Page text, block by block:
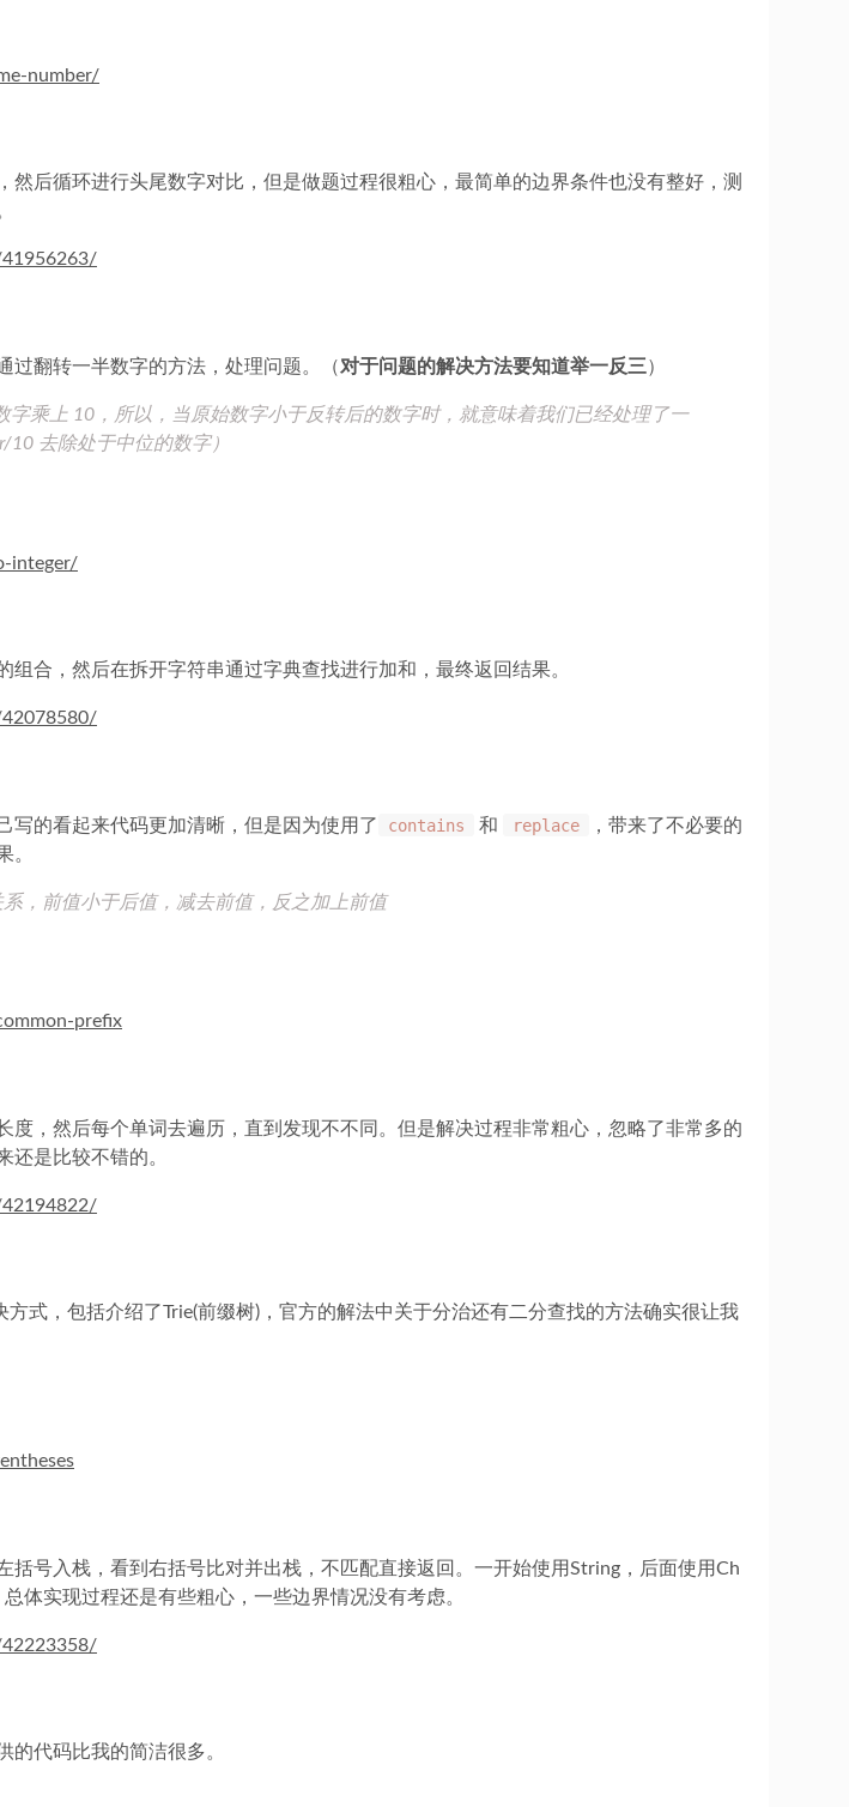
number/
然后循环进行头尾数字对比，但是做题过程很粗心，最简单的边界条件也没有整好，测
过翻转一半数字的方法，处理问题。（对于问题的解决方法要知道举一反三）
字乘上 10，所以，当原始数字小于反转后的数字时，就意味着我们已经处理了一
10 去除处于中位的数字）
integer/
合，然后在拆开字符串通过字典查找进行加和，最终返回结果。
写的看起来代码更加清晰，但是因为使用了 contains 和 replace
，带来了不必要的
。
，前值小于后值，减去前值，反之加上前值
prefix
度，然后每个单词去遍历，直到发现不不同。但是解决过程非常粗心，忽略了非常多的
还是比较不错的。
式，包括介绍了Trie(前缀树)，官方的解法中关于分治还有二分查找的方法确实很让我
括号入栈，看到右括号比对并出栈，不匹配直接返回。一开始使用String，后面使用Ch
体实现过程还是有些粗心，一些边界情况没有考虑。
的代码比我的简洁很多。